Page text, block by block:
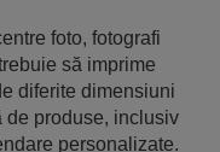
foto, fotografi
să imprime
diferite dimensiuni
de produse, inclusiv
personalizate.